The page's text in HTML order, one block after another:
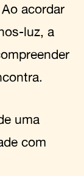
acordar
luz, a
uma
com